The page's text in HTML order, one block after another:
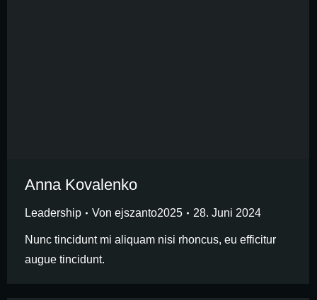
Anna Kovalenko
Leadership Von ejszanto2025 28. Juni 2024
Nunc tincidunt mi aliquam nisi rhoncus, eu efficitur
augue tincidunt.